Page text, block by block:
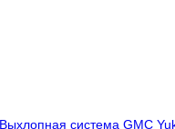
Выхлопная система GMC